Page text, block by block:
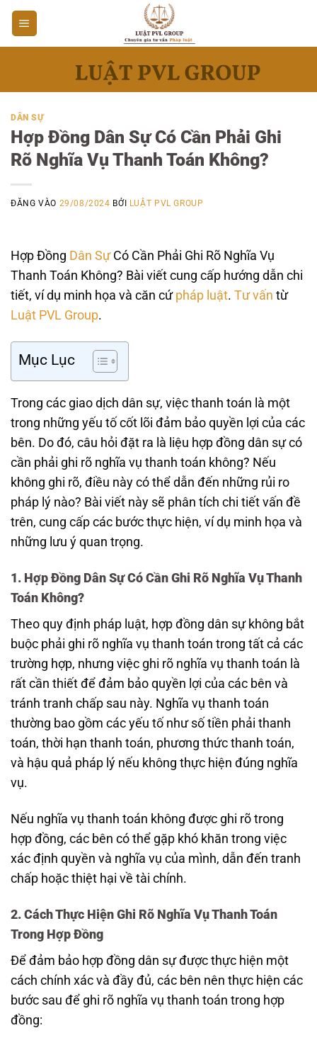
Bỏ
qua
nội
DÂN SỰ
Hợp Đồng Dân Sự Có Cần Phải Ghi
Rõ Nghĩa Vụ Thanh Toán Không?
ĐĂNG VÀO 29/08/2024 BỞI LUẬT PVL GROUP
Hợp Đồng Dân SựCó Cần Phải Ghi Rõ Nghĩa Vụ
Thanh Toán Không? Bài viết cung cấp hướng dẫn chi
tiết, ví dụ minh họa và căn cứ pháp luật. Tư vấn từ
Luật PVL Group.
Mục Lục
Trong các giao dịch dân sự, việc thanh toán là một
trong những yếu tố cốt lõi đảm bảo quyền lợi của các
bên. Do đó, câu hỏi đặt ra là liệu hợp đồng dân sự có
cần phải ghi rõ nghĩa vụ thanh toán không? Nếu
không ghi rõ, điều này có thể dẫn đến những rủi ro
pháp lý nào? Bài viết này sẽ phân tích chi tiết vấn đề
trên, cung cấp các bước thực hiện, ví dụ minh họa và
những lưu ý quan trọng.
1. Hợp Đồng Dân Sự Có Cần Ghi Rõ Nghĩa Vụ Thanh
Toán Không?
Theo quy định pháp luật, hợp đồng dân sự không bắt
buộc phải ghi rõ nghĩa vụ thanh toán trong tất cả các
trường hợp, nhưng việc ghi rõ nghĩa vụ thanh toán là
rất cần thiết để đảm bảo quyền lợi của các bên và
tránh tranh chấp sau này. Nghĩa vụ thanh toán
thường bao gồm các yếu tố như số tiền phải thanh
toán, thời hạn thanh toán, phương thức thanh toán,
và hậu quả pháp lý nếu không thực hiện đúng nghĩa
vụ.
Nếu nghĩa vụ thanh toán không được ghi rõ trong
hợp đồng, các bên có thể gặp khó khăn trong việc
xác định quyền và nghĩa vụ của mình, dẫn đến tranh
chấp hoặc thiệt hại về tài chính.
2. Cách Thực Hiện Ghi Rõ Nghĩa Vụ Thanh Toán
Trong Hợp Đồng
Để đảm bảo hợp đồng dân sự được thực hiện một
cách chính xác và đầy đủ, các bên nên thực hiện các
bước sau để ghi rõ nghĩa vụ thanh toán trong hợp
đồng: